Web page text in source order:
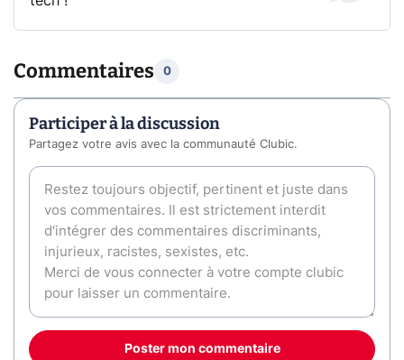
Commentaires 0
Participer à la discussion
Partagez votre avis avec la communauté Clubic.
Poster mon commentaire